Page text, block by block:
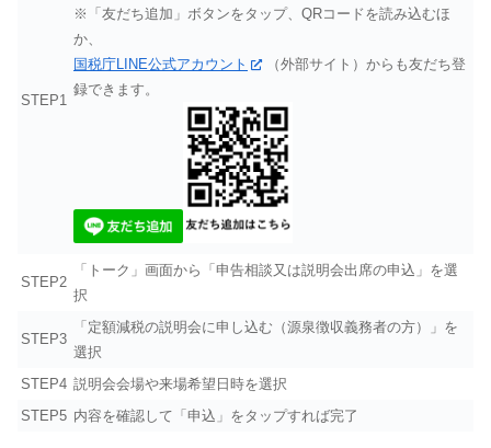
STEP1
※「友だち追加」ボタンをタップ、QRコードを読み込むほ
か、
国税庁LINE公式アカウント
（外部サイト）からも友だち登
録できます。
STEP2
「トーク」画面から「申告相談又は説明会出席の申込」を選
択
STEP3
「定額減税の説明会に申し込む（源泉徴収義務者の方）」を
選択
STEP4 説明会会場や来場希望日時を選択
STEP5 内容を確認して「申込」をタップすれば完了